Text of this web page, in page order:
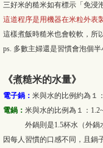
三好米的糙米如有標示「免浸
這道程序是用機器在米粒外表
這樣煮飯時糙米也會較軟，所
ps. 多數主婦還是習慣會泡個
《煮糙米的水量》
電子鍋： 米與水的比例約為１
電鍋： 米與水的比例為１：
外鍋則是1.5杯水（外鍋水
因每人習慣的口感不同，且鍋